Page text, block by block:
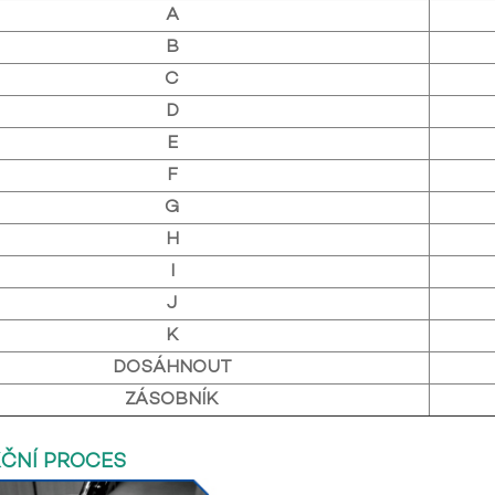
A
B
C
D
E
F
G
H
I
J
K
DOSÁHNOUT
ZÁSOBNÍK
PROCES